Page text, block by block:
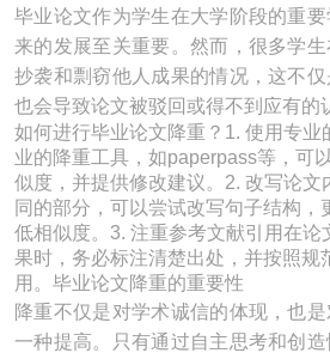
毕业论文作为学生在大学阶段的重
来的发展至关重要。然而，很多学
抄袭和剽窃他人成果的情况，这不仅
也会导致论文被驳回或得不到应有的
如何进行毕业论文降重？1. 使用专业
业的降重工具，如paperpass等，可
似度，并提供修改建议。2. 改写论文
同的部分，可以尝试改写句子结构，
低相似度。3. 注重参考文献引用在论
果时，务必标注清楚出处，并按照规
用。毕业论文降重的重要性
降重不仅是对学术诚信的体现，也
一种提高。只有通过自主思考和创